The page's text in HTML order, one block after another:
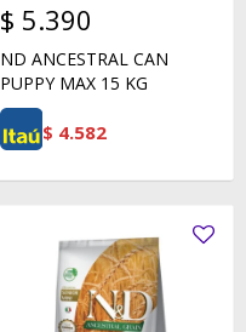
$ 5.390
ND ANCESTRAL CAN
PUPPY MAX 15 KG
$ 4.582